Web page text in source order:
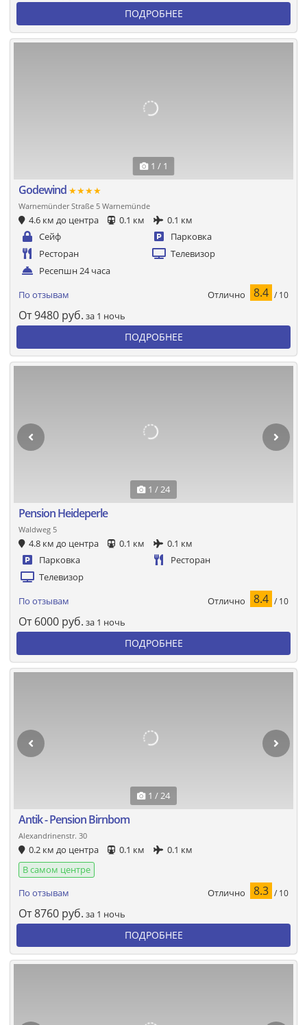
ПОДРОБНЕЕ
1 / 1
Godewind ★★★★
Warnemünder Straße 5 Warnemünde
4.6 км до центра 0.1 км
0.1 км
Сейф
Парковка
Ресторан
Телевизор
Ресепшн 24 часа
По отзывам Отлично 8.4 / 10
От9480 руб. за 1 ночь
ПОДРОБНЕЕ
1 / 24
Pension Heideperle
Waldweg 5
4.8 км до центра 0.1 км
0.1 км
Парковка
Ресторан
Телевизор
По отзывам Отлично 8.4 / 10
От 6000 руб. за 1 ночь
ПОДРОБНЕЕ
1 / 24
Antik - Pension Birnbom
Alexandrinenstr. 30
0.2 км до центра 0.1 км
0.1 км
В самом центре
По отзывам
Отлично 8.3 / 10
От8760 руб. за 1 ночь
ПОДРОБНЕЕ